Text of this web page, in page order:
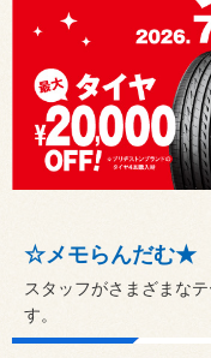
☆メモらんだむ★
スタッフがさまざまな
す。